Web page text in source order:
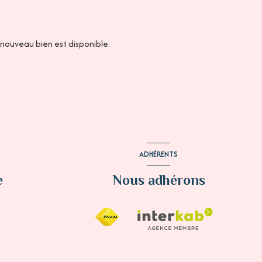
bien est disponible.
ADHÉRENTS
Nous adhérons